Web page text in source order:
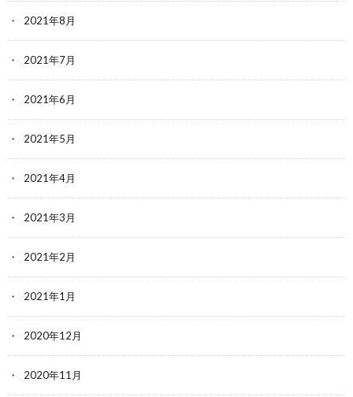
2021年8月
2021年7月
2021年6月
2021年5月
2021年4月
2021年3月
2021年2月
2021年1月
2020年12月
2020年11月